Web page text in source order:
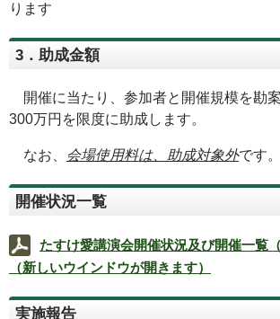
ります
3．助成金額
開催に当たり、参加者と開催規模を勘
300万円を限度に助成します。
なお、 会場使用料は、助成対象外です。
開催状況一覧
たすけ愛講演会開催状況及び開催一覧
（新しいウインドウが開きます）
実施報告